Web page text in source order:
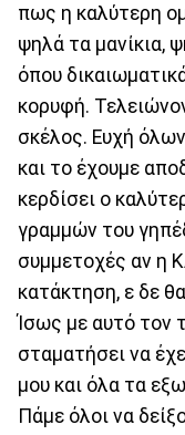
πως η καλύτερη
ψηλά τα μανίκια,
όπου
κορυφή.
σκέλος. Ευχή
και το έχουμε
κερδίσει ο
γραμμών του
συμμετοχές αν η
κατάκτηση, ε δε
Ίσως με αυτό τον
σταματήσει να
μου και όλα τα
Πάμε όλοι να